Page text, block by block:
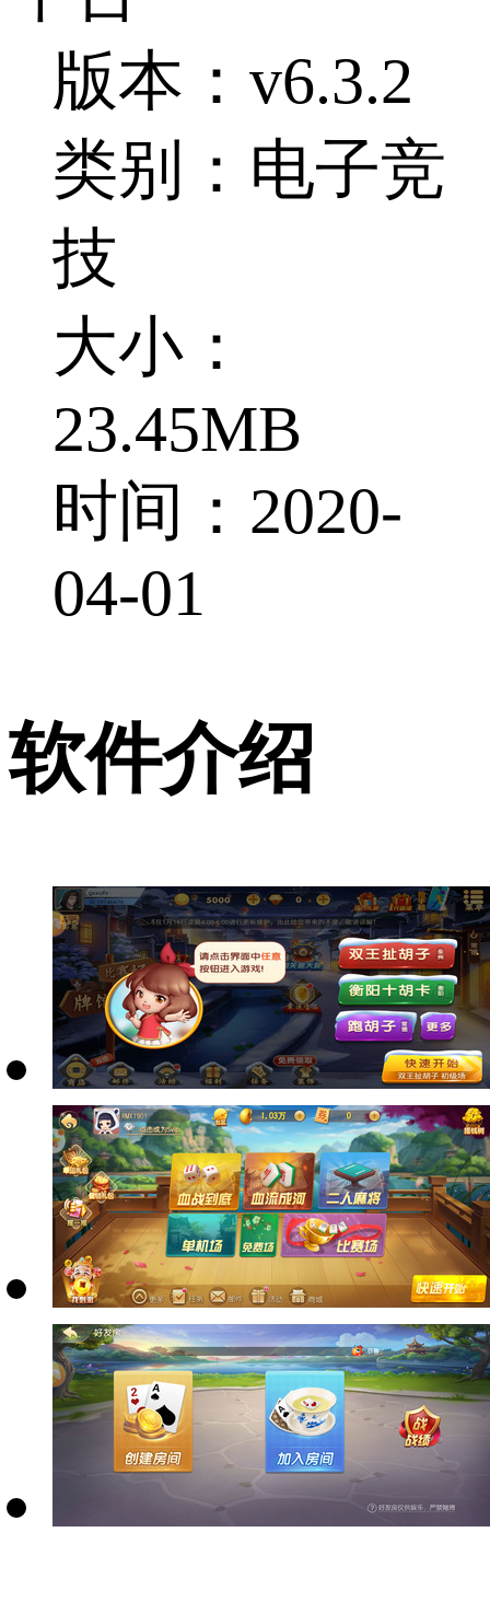
版本：v6.3.2
类别：电子竞
技
大小：
23.45MB
时间：2020-
04-01
软件介绍